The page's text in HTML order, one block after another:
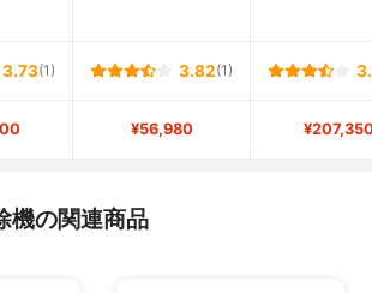
3.73(1) 3.82(1)
¥56,980
機の関連商品